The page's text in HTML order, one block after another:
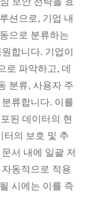
션으로, 기업 내
으로 분류하는
합니다. 기업이
로 파악하고, 데
분류, 사용자 주
류합니다. 이를
된 데이터의 현
터의 보호 및 추
서 내에 일괄 저
동적으로 적용
시에는 이를 즉